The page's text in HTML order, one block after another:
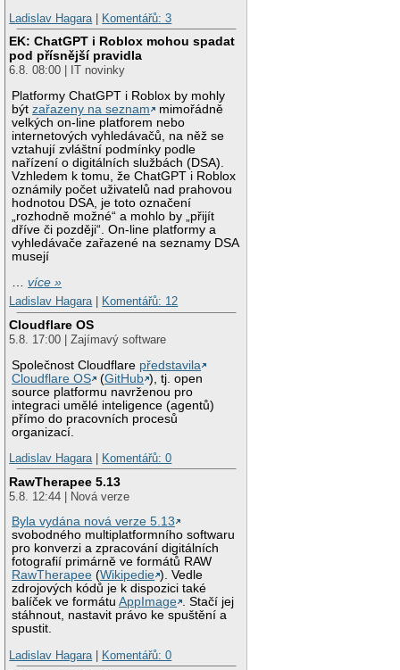
Ladislav Hagara
Komentářů: 3
EK: ChatGPT i Roblox mohou spadat
pod přísnější pravidla
6.8. 08:00 | IT novinky
Platformy ChatGPT i Roblox by mohly
býtzařazeny na seznam
mimořádně
velkých on-line platforem nebo
internetových vyhledávačů, na něž se
vztahují zvláštní podmínky podle
nařízení o digitálních službách (DSA).
Vzhledem k tomu, že ChatGPT i Roblox
oznámily počet uživatelů nad prahovou
hodnotou DSA, je toto označení
„rozhodně možné“ a mohlo by „přijít
dříve či později“. On-line platformy a
vyhledávače zařazené na seznamy DSA
musejí
…více »
Ladislav Hagara| Komentářů: 12
Cloudflare OS
5.8. 17:00 | Zajímavý software
Společnost Cloudflare představila
Cloudflare OS
(GitHub ), tj. open
source platformu navrženou pro
integraci umělé inteligence (agentů)
přímo do pracovních procesů
organizací.
Ladislav Hagara| Komentářů: 0
RawTherapee 5.13
5.8. 12:44 | Nová verze
Byla vydána nová verze 5.13
svobodného multiplatformního softwaru
pro konverzi a zpracování digitálních
fotografií primárně ve formátů RAW
RawTherapee (Wikipedie ). Vedle
zdrojových kódů je k dispozici také
balíček ve formátuAppImage . Stačí jej
stáhnout, nastavit právo ke spuštění a
spustit.
Ladislav Hagara| Komentářů: 0